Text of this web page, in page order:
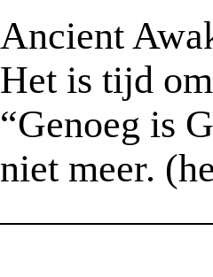
Ancient
Het is tijd
“Genoeg is
niet meer.